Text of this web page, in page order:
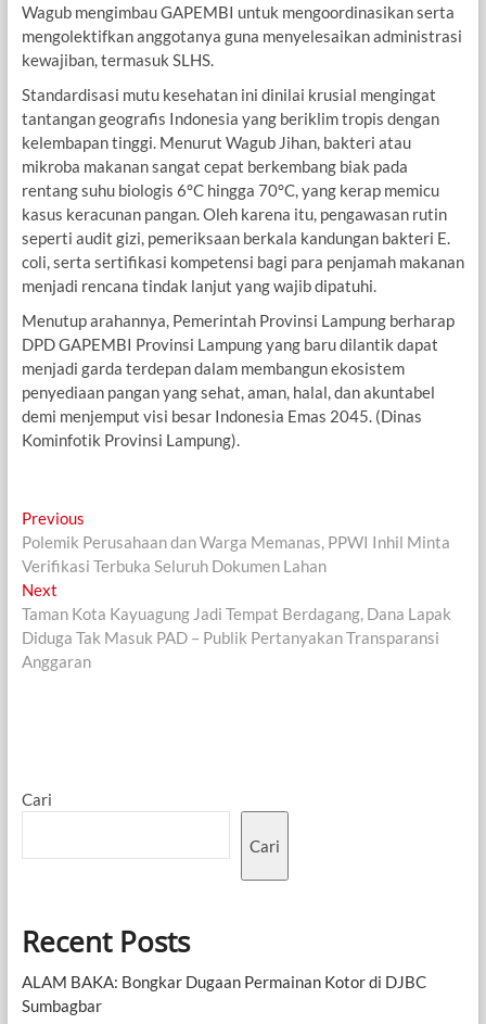
Wagub mengimbau GAPEMBI untuk mengoordinasikan serta
mengolektifkan anggotanya guna menyelesaikan administrasi
kewajiban, termasuk SLHS.
​Standardisasi mutu kesehatan ini dinilai krusial mengingat
tantangan geografis Indonesia yang beriklim tropis dengan
kelembapan tinggi. Menurut Wagub Jihan, bakteri atau
mikroba makanan sangat cepat berkembang biak pada
rentang suhu biologis 6°C hingga 70°C, yang kerap memicu
kasus keracunan pangan. Oleh karena itu, pengawasan rutin
seperti audit gizi, pemeriksaan berkala kandungan bakteri E.
coli, serta sertifikasi kompetensi bagi para penjamah makanan
menjadi rencana tindak lanjut yang wajib dipatuhi.
​Menutup arahannya, Pemerintah Provinsi Lampung berharap
DPD GAPEMBI Provinsi Lampung yang baru dilantik dapat
menjadi garda terdepan dalam membangun ekosistem
penyediaan pangan yang sehat, aman, halal, dan akuntabel
demi menjemput visi besar Indonesia Emas 2045. (Dinas
Kominfotik Provinsi Lampung).
Navigasi
pos
PreviousPrevious
post:
Polemik Perusahaan dan Warga Memanas, PPWI Inhil Minta
Verifikasi Terbuka Seluruh Dokumen Lahan ‎
NextNext
post:
Taman Kota Kayuagung Jadi Tempat Berdagang, Dana Lapak
Diduga Tak Masuk PAD – Publik Pertanyakan Transparansi
Anggaran
Cari
Cari
Recent Posts
ALAM BAKA: Bongkar Dugaan Permainan Kotor di DJBC
Sumbagbar